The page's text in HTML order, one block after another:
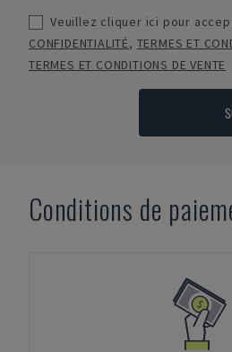
Veuillez cliquer ici pour
CONFIDENTIALITÉ, TERMES ET
TERMES ET CONDITIONS DE VENTE
Conditions de